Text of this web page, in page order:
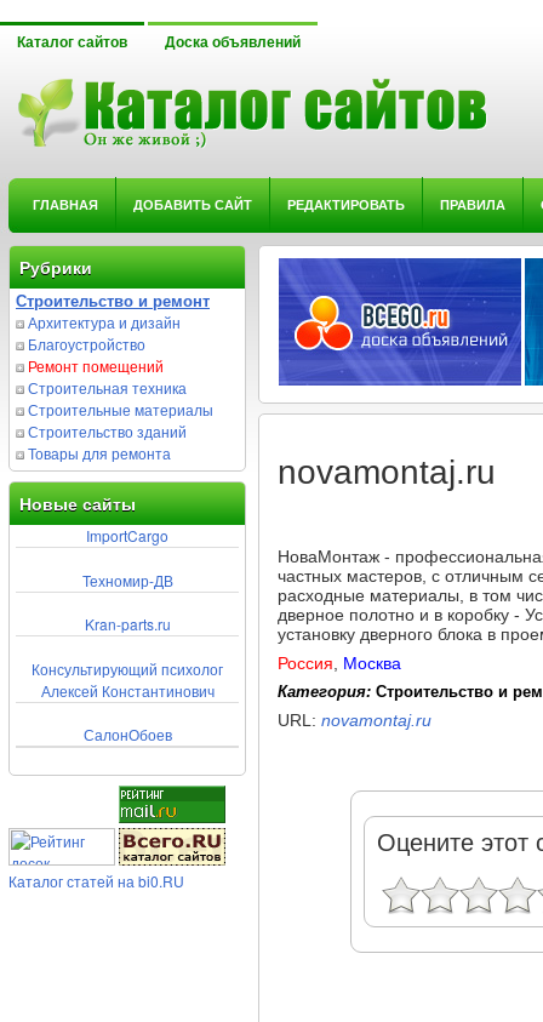
Каталог сайтов Доска объявлений
ГЛАВНАЯ ДОБАВИТЬ САЙТ РЕДАКТИРОВАТЬ ПРАВИЛА
Рубрики
Строительство и ремонт
Архитектура и дизайн
Благоустройство
Ремонт помещений
Строительная техника
Строительные материалы
Строительство зданий
Товары для ремонта
Новые сайты
ImportCargo
Техномир-ДВ
Kran-parts.ru
Консультирующий психолог
Алексей Константинович
СалонОбоев
Каталог статей на bi0.RU
novamontaj.ru
НоваМонтаж -
частных мастеров, с отличным
расходные материалы, в том
дверное полотно и в коробку -
установку дверного блока в
Россия
Москва
Категория: Строительство и
URL: novamontaj.ru
Оцените этот